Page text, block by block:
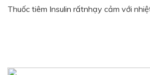
Thuốc tiêm Insulin rấtnhạy cảm với